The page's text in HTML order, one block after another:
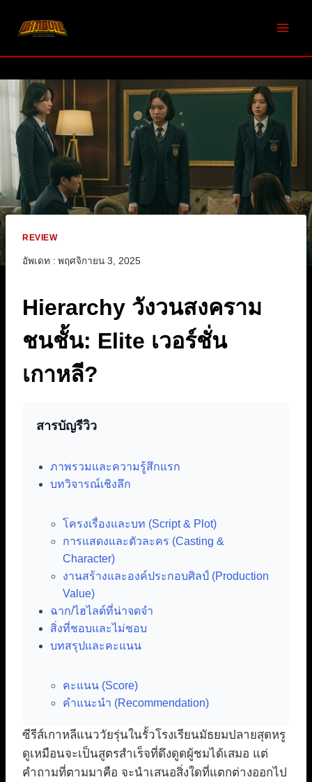
REVIEW
อัพเดท : พฤศจิกายน 3, 2025
Hierarchy วังวนสงคราม
ชนชั้น: Elite เวอร์ชั่น
เกาหลี?
สารบัญรีวิว
ภาพรวมและความรู้สึกแรก
บทวิจารณ์เชิงลึก
โครงเรื่องและบท (Script & Plot)
การแสดงและตัวละคร (Casting &
Character)
งานสร้างและองค์ประกอบศิลป์ (Production
Value)
ฉาก/ไฮไลต์ที่น่าจดจำ
สิ่งที่ชอบและไม่ชอบ
บทสรุปและคะแนน
คะแนน (Score)
คำแนะนำ (Recommendation)
ซีรีส์เกาหลีแนววัยรุ่นในรั้วโรงเรียนมัธยมปลายสุดหรู
ดูเหมือนจะเป็นสูตรสำเร็จที่ดึงดูดผู้ชมได้เสมอ แต่
คำถามที่ตามมาคือ จะนำเสนอสิ่งใดที่แตกต่างออกไป